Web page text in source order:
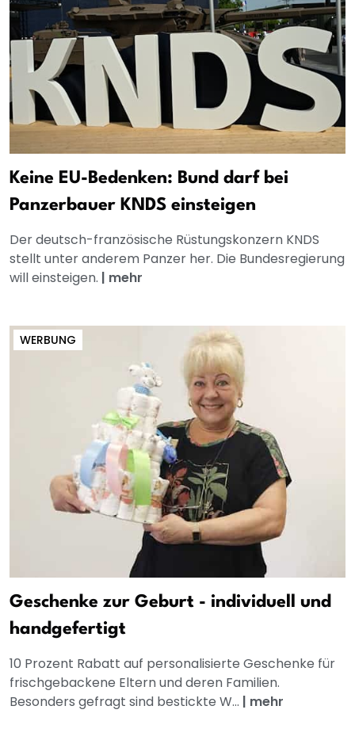
Keine EU-Bedenken: Bund darf bei
Panzerbauer KNDS einsteigen
Der deutsch-französische Rüstungskonzern KNDS
stellt unter anderem Panzer her. Die Bundesregierung
will einsteigen. | mehr
WERBUNG
Geschenke zur Geburt - individuell und
handgefertigt
10 Prozent Rabatt auf personalisierte Geschenke für
frischgebackene Eltern und deren Familien.
Besonders gefragt sind bestickte W... | mehr